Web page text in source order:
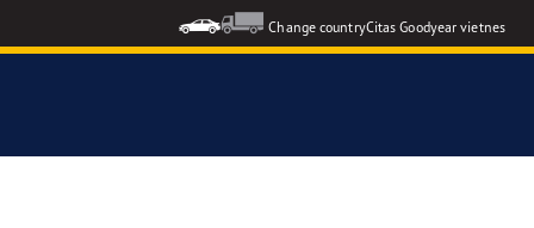
Change countryCitas Goodyear vietnes